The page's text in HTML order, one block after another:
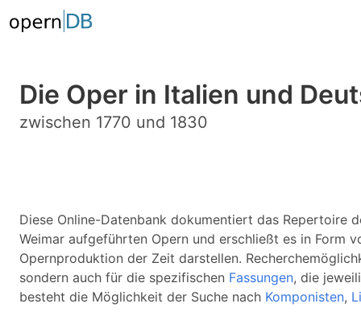
Die Oper in Italien und
zwischen 1770 und 1830
Diese Online-Datenbank dokumentiert das Repertoire
Weimar aufgeführten Opern und erschließt es in Form
Opernproduktion der Zeit darstellen.
sondern auch für die spezifischen Fassungen, die
besteht die Möglichkeit der Suche nach Komponisten,